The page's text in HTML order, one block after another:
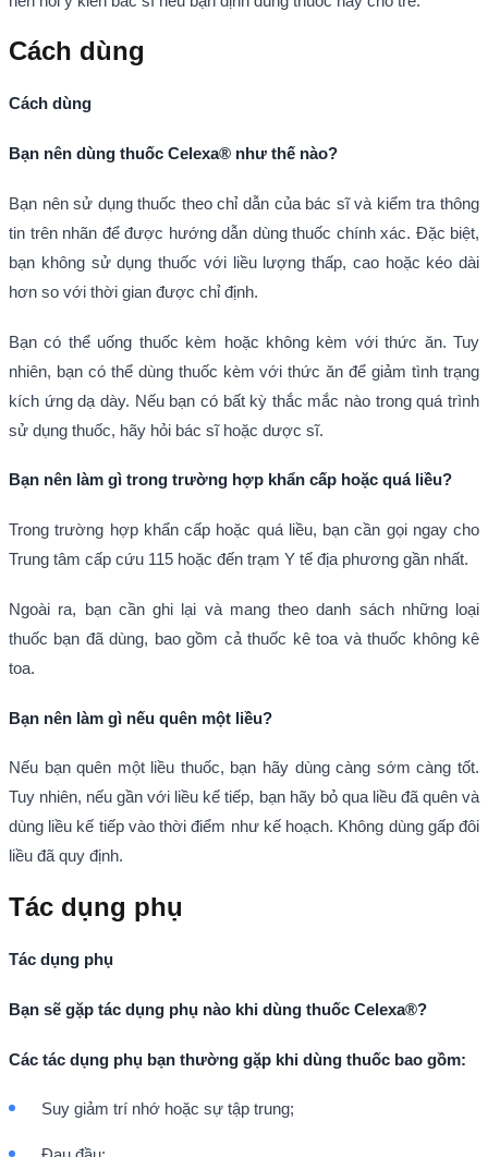
Cách dùng
Cách dùng
Bạn nên dùng thuốc Celexa® như thế nào?
Bạn nên sử dụng thuốc theo chỉ dẫn của bác sĩ và kiểm tra thông
tin trên nhãn để được hướng dẫn dùng thuốc chính xác. Đặc biệt,
bạn không sử dụng thuốc với liều lượng thấp, cao hoặc kéo dài
hơn so với thời gian được chỉ định.
Bạn có thể uống thuốc kèm hoặc không kèm với thức ăn. Tuy
nhiên, bạn có thể dùng thuốc kèm với thức ăn để giảm tình trạng
kích ứng dạ dày. Nếu bạn có bất kỳ thắc mắc nào trong quá trình
sử dụng thuốc, hãy hỏi bác sĩ hoặc dược sĩ.
Bạn nên làm gì trong trường hợp khẩn cấp hoặc quá liều?
Trong trường hợp khẩn cấp hoặc quá liều, bạn cần gọi ngay cho
Trung tâm cấp cứu 115 hoặc đến trạm Y tế địa phương gần nhất.
Ngoài ra, bạn cần ghi lại và mang theo danh sách những loại
thuốc bạn đã dùng, bao gồm cả thuốc kê toa và thuốc không kê
toa.
Bạn nên làm gì nếu quên một liều?
Nếu bạn quên một liều thuốc, bạn hãy dùng càng sớm càng tốt.
Tuy nhiên, nếu gần với liều kế tiếp, bạn hãy bỏ qua liều đã quên và
dùng liều kế tiếp vào thời điểm như kế hoạch. Không dùng gấp đôi
liều đã quy định.
Tác dụng phụ
Tác dụng phụ
Bạn sẽ gặp tác dụng phụ nào khi dùng thuốc Celexa®?
Các tác dụng phụ bạn thường gặp khi dùng thuốc bao gồm:
Suy giảm trí nhớ hoặc sự tập trung;